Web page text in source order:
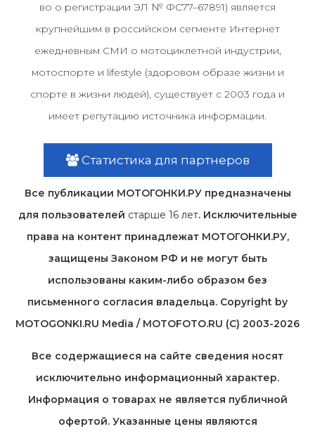
во о регистрации ЭЛ № ФС77–67891) является
крупнейшим в российском сегменте Интернет
ежедневным СМИ о мотоциклетной индустрии,
мотоспорте и lifestyle (здоровом образе жизни и
спорте в жизни людей), существует с 2003 года и
имеет репутацию источника информации.
Статистика для партнеров
Все публикации МОТОГОНКИ.РУ предназначены
для пользователей старше 16 лет. Исключительные
права на контент принадлежат МОТОГОНКИ.РУ,
защищены Законом РФ и не могут быть
использованы каким-либо образом без
письменного согласия владельца. Copyright by
MOTOGONKI.RU Media / MOTOFOTO.RU (C) 2003-2026
Все содержащиеся на cайте сведения носят
исключительно информационный характер.
Информация о товарах не является публичной
офертой. Указанные цены являются